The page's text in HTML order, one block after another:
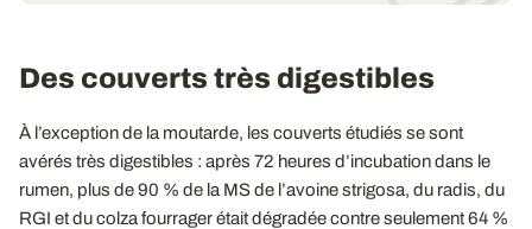
Des couverts très digestibles
À l’exception de la moutarde, les couverts étudiés se sont
avérés très digestibles : après 72 heures d’incubation dans le
rumen, plus de 90 % de la MS de l’avoine strigosa, du radis, du
RGI et du colza fourrager était dégradée contre seulement 64 %